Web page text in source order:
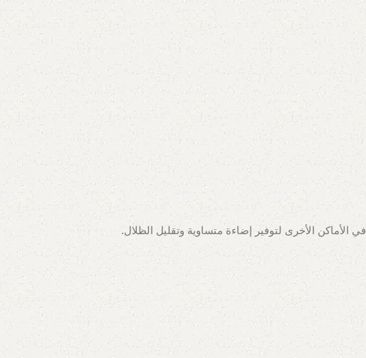
الأخرى لتوفير إضاءة متساوية وتقليل الظلال.